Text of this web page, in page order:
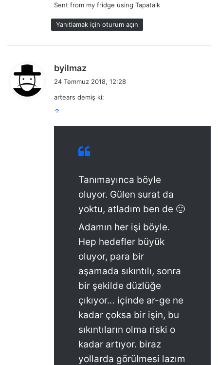
Sent from my fridge using Tapatalk
Yanıtlamak için oturum açın
byilmaz
i
24 Temmuz 2018, 12:28
artears demiş ki:
↑
Tanımayınca böyle
oluyor. Gülen surat da
yoktu, atladım ben de 🙂
Adamın her işi böyle.
Hep hedefler büyük
oluyor, para bir
aşamada sıkıntılı, sonra
bir şekilde düzlüğe
çıkıyor… içinde ar-ge ne
kadar çoksa bir işin, bu
sıkıntıların olma riski o
kadar artıyor. biraz
yollarda görülmesi lazım